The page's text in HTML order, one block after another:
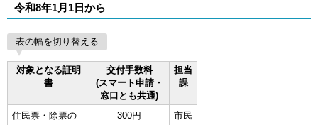
令和8年1月1日から
表の幅を切り替える
対象となる証明
書
交付手数料
(スマート申請・
窓口とも共通)
担当
課
住民票・除票の
300円
市民